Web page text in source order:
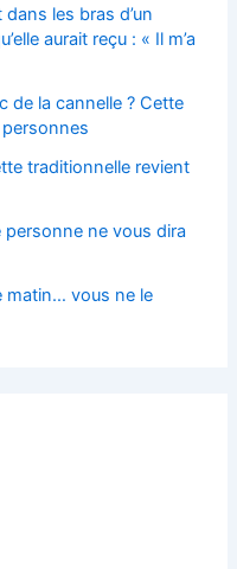
les bras d’un
aurait reçu : « Il m’a
de la cannelle ? Cette
traditionnelle revient
ne vous dira
matin… vous ne le